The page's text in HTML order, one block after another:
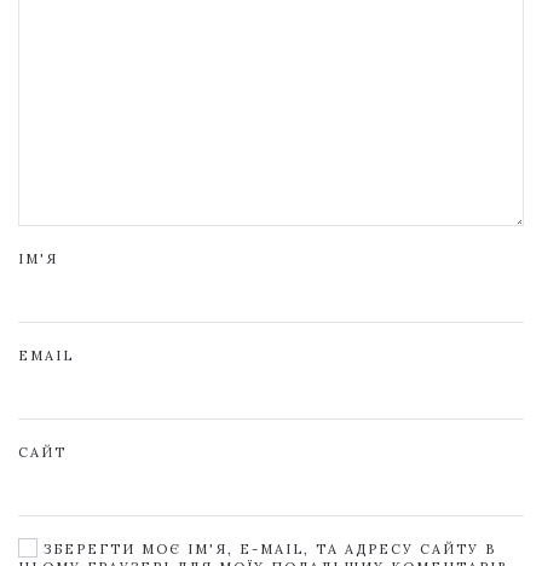
ІМ'Я
EMAIL
САЙТ
ЗБЕРЕГТИ МОЄ ІМ'Я, E-MAIL, ТА АДРЕСУ САЙТУ В